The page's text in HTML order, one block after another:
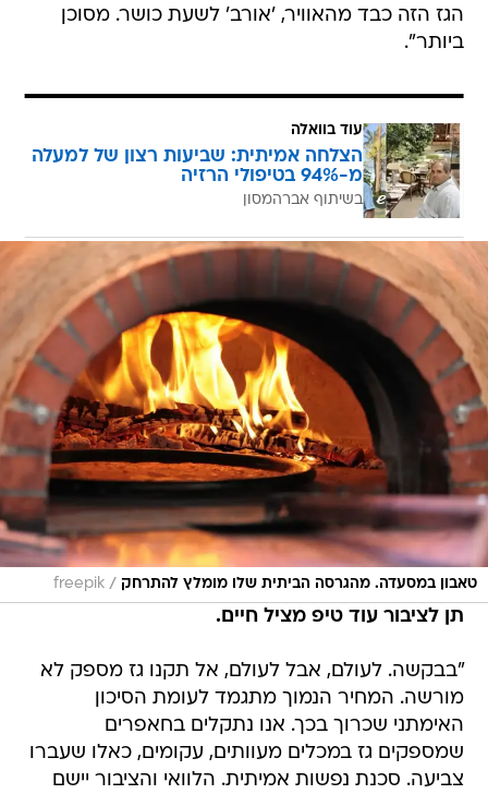
הגז הזה כבד מהאוויר, 'אורב' לשעת כושר. מסוכן
ביותר".
עוד בוואלה
הצלחה אמיתית: שביעות רצון של למעלה
מ-94% בטיפולי הרזיה
בשיתוף אברהמסון
טאבון במסעדה. מהגרסה הביתית שלו מומלץ להתרחק /
freepik
תן לציבור עוד טיפ מציל חיים.
"בבקשה. לעולם, אבל לעולם, אל תקנו גז מספק לא
מורשה. המחיר הנמוך מתגמד לעומת הסיכון
האימתני שכרוך בכך. אנו נתקלים בחאפרים
שמספקים גז במכלים מעוותים, עקומים, כאלו שעברו
צביעה. סכנת נפשות אמיתית. הלוואי והציבור יישם